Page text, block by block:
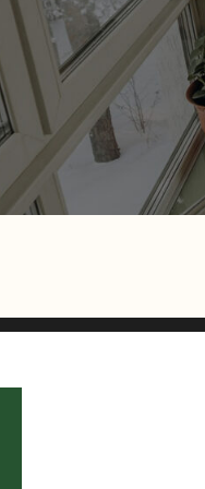
Стоимость до 30
За каждого
Дети до 5 лет — бесплатно